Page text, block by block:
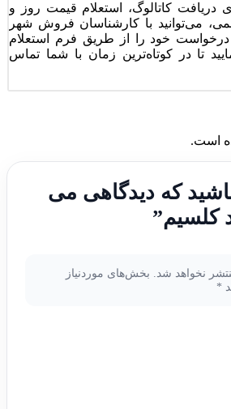
کاتالوگ، استعلام قیمت روز و
می‌توانید با کارشناسان فروش شهر
خود را از طریق فرم استعلام
تا در کوتاه‌ترین زمان با شما تماس
است.
که دیدگاهی می
کلسیم”
نخواهد شد. بخش‌های موردنیاز
*